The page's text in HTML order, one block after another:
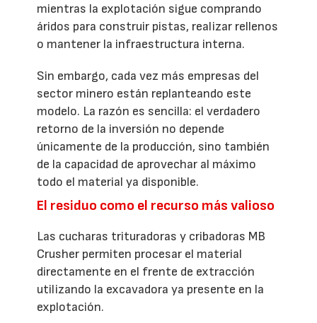
mientras la explotación sigue comprando
áridos para construir pistas, realizar rellenos
o mantener la infraestructura interna.
Sin embargo, cada vez más empresas del
sector minero están replanteando este
modelo. La razón es sencilla: el verdadero
retorno de la inversión no depende
únicamente de la producción, sino también
de la capacidad de aprovechar al máximo
todo el material ya disponible.
El residuo como el recurso más valioso
Las cucharas trituradoras y cribadoras MB
Crusher permiten procesar el material
directamente en el frente de extracción
utilizando la excavadora ya presente en la
explotación.